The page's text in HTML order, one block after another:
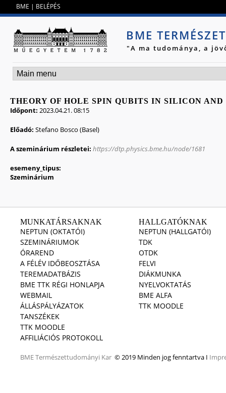
BME | BELÉPÉS
BME
"A ma tudománya, a
THEORY OF HOLE SPIN QUBITS IN SILICON
Időpont: 2023.04.21. 08:15
Előadó: Stefano Bosco (Basel)
A szeminárium részletei: https://dtp.physics.bme.hu/node/1681
esemeny_tipus:
Szeminárium
MUNKATÁRSAKNAK
NEPTUN (OKTATÓI)
SZEMINÁRIUMOK
ÓRAREND
A FÉLÉV IDŐBEOSZTÁSA
TEREMADATBÁZIS
BME TTK RÉGI HONLAPJA
WEBMAIL
ÁLLÁSPÁLYÁZATOK
TANSZÉKEK
TTK MOODLE
AFFILIÁCIÓS PROTOKOLL
BMETermészettudományi Kar © 2019 Minden jog fenntartva I
HALLGATÓKNAK
NEPTUN (HALLGATÓI)
TDK
OTDK
FELVI
DIÁKMUNKA
NYELVOKTATÁS
BME ALFA
TTK MOODLE